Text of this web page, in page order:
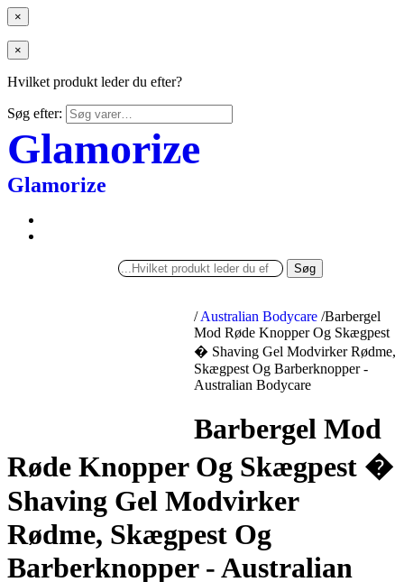
×
×
Hvilket produkt leder du efter?
Søg efter:
Glamorize
Glamorize
Søg
/ Australian Bodycare /Barbergel
Mod Røde Knopper Og Skægpest
� Shaving Gel Modvirker Rødme,
Skægpest Og Barberknopper -
Australian Bodycare
Barbergel Mod
Røde Knopper Og Skægpest �
Shaving Gel Modvirker
Rødme, Skægpest Og
Barberknopper - Australian